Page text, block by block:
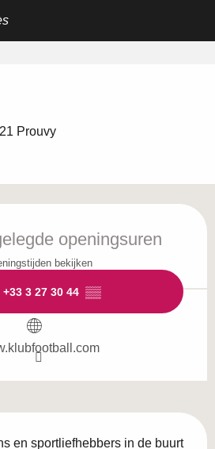
Prouvy
openingsuren
bekijken
+33 3 27 30 44 ▒▒
en sportliefhebbers in de buurt